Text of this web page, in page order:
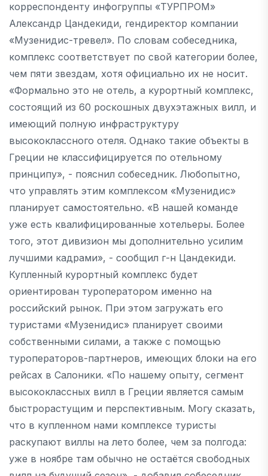
корреспонденту инфогруппы «ТУРПРОМ»
Александр Цандекиди, гендиректор компании
«Музенидис-тревел». По словам собеседника,
комплекс соответствует по свой категории более,
чем пяти звездам, хотя официально их не носит.
«Формально это не отель, а курортный комплекс,
состоящий из 60 роскошных двухэтажных вилл, и
имеющий полную инфраструктуру
высококлассного отеля. Однако такие объекты в
Греции не классифицируется по отельному
принципу», - пояснил собеседник. Любопытно,
что управлять этим комплексом «Музенидис»
планирует самостоятельно. «В нашей команде
уже есть квалифицированные хотельеры. Более
того, этот дивизион мы дополнительно усилим
лучшими кадрами», - сообщил г-н Цандекиди.
Купленный курортный комплекс будет
ориентирован туроператором именно на
российский рынок. При этом загружать его
туристами «Музенидис» планирует своими
собственными силами, а также с помощью
туроператоров-партнеров, имеющих блоки на его
рейсах в Салоники. «По нашему опыту, сегмент
высококлассных вилл в Греции является самым
быстрорастущим и перспективным. Могу сказать,
что в купленном нами комплексе туристы
раскупают виллы на лето более, чем за полгода:
уже в ноябре там обычно не остаётся свободных